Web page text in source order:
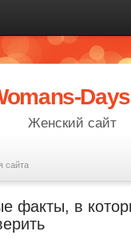
Женский сайт
сайта
факты, в